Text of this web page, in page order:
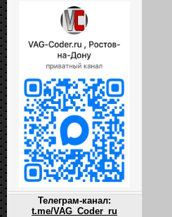
Телеграм-канал:
t.me/VAG_Coder_ru